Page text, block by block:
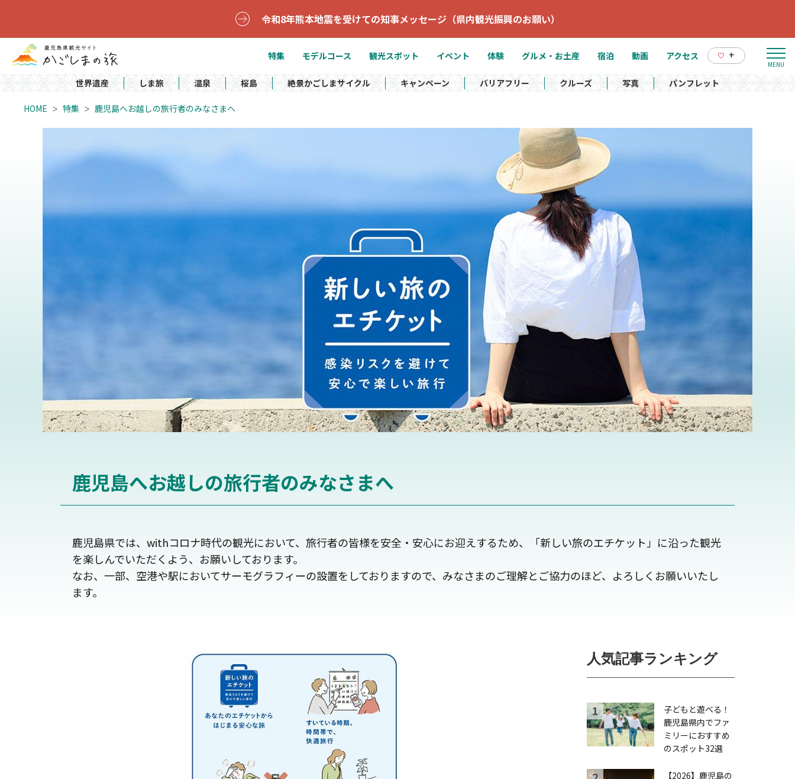
令和8年熊本地震を受けての知事メッセージ（県内観光振興のお願い）
特集 モデルコース 観光スポット イベント 体験 グルメ・お土産 宿泊 動画 アクセス +
世界遺産 しま旅 温泉 桜島 絶景かごしまサイクル キャンペーン バリアフリー クルーズ 写真 パンフレット
HOME 特集 鹿児島へお越しの旅行者のみなさまへ
鹿児島へお越しの旅行者のみなさまへ
鹿児島県では、withコロナ時代の観光において、旅行者の皆様を安全・安心にお迎えするため、「新しい旅のエチケット」に沿った観光
を楽しんでいただくよう、お願いしております。
なお、一部、空港や駅においてサーモグラフィーの設置をしておりますので、みなさまのご理解とご協力のほど、よろしくお願いいたし
ます。
人気記事ランキング
子どもと遊べる！
鹿児島県内でファ
ミリーにおすすめ
のスポット32選
【2026】鹿児島の